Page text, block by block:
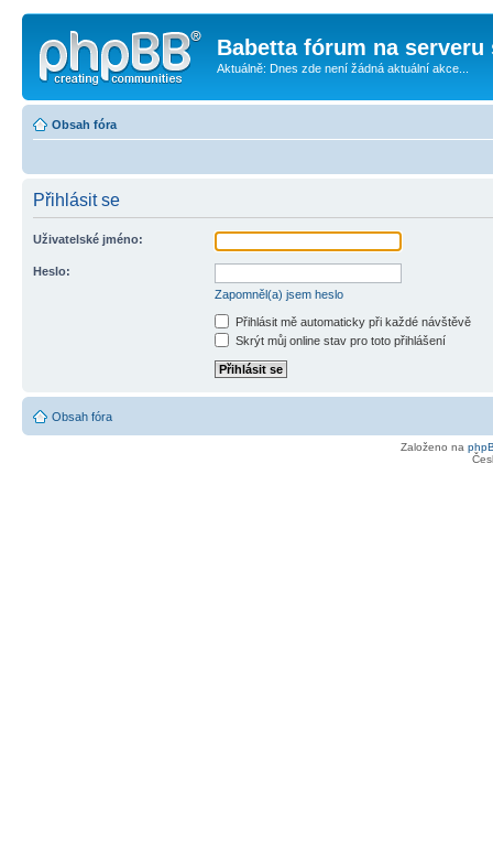
Babetta fórum na serveru
Aktuálně: Dnes zde není žádná aktuální akce...
Obsah fóra
Přihlásit se
Uživatelské jméno:
Heslo:
Zapomněl(a) jsem heslo
Přihlásit mě automaticky při každé návštěvě
Skrýt můj online stav pro toto přihlášení
Obsah fóra
Založeno na